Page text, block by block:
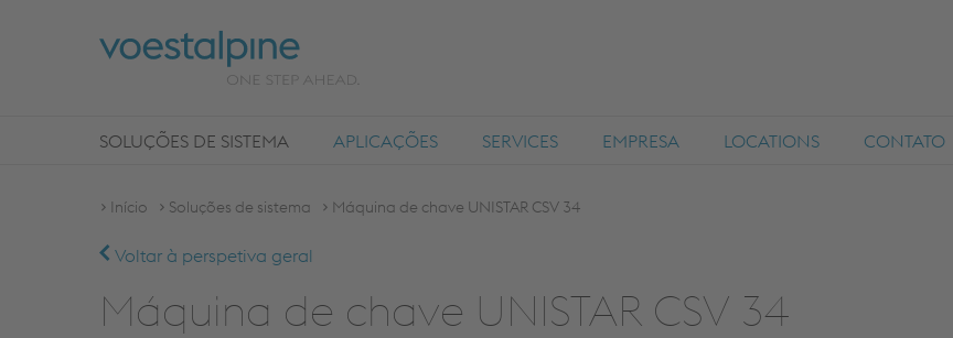
SOLUÇÕES DE SISTEMA APLICAÇÕES SERVICES EMPRESA LOCATIONS CONTATO
Início Soluções de sistema Máquina de chave UNISTAR CSV 34
Voltar à perspetiva geral
Máquina de chave UNISTAR CSV 34